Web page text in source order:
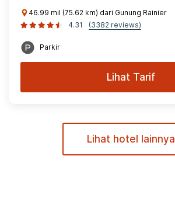
46.99 mil (75.62 km) dari Gunung Rainier
4.31
(3382 reviews)
Parkir
Lihat Tarif
Lihat hotel lainnya